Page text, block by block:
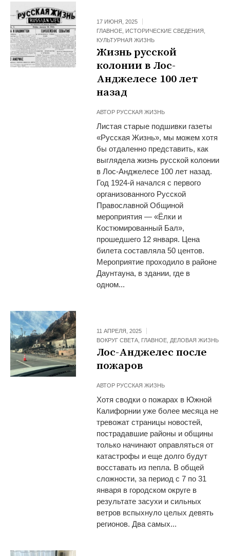
17 ИЮНЯ, 2025
ГЛАВНОЕ ИСТОРИЧЕСКИЕ СВЕДЕНИЯ
КУЛЬТУРНАЯ ЖИЗНЬ
Жизнь русской
колонии в Лос-
Анджелесе 100 лет
назад
АВТОР РУССКАЯ ЖИЗНЬ
Листая старые подшивки газеты
«Русская Жизнь», мы можем хотя
бы отдаленно представить, как
выглядела жизнь русской колонии
в Лос-Анджелесе 100 лет назад.
Год 1924-й начался с первого
организованного Русской
Православной Общиной
мероприятия — «Ёлки и
Костюмированный Бал»,
прошедшего 12 января. Цена
билета составляла 50 центов.
Мероприятие проходило в районе
Даунтауна, в здании, где в
одном...
11 АПРЕЛЯ, 2025
ВОКРУГ СВЕТА ГЛАВНОЕ ДЕЛОВАЯ ЖИЗНЬ
Лос-Анджелес после
пожаров
АВТОР РУССКАЯ ЖИЗНЬ
Хотя сводки о пожарах в Южной
Калифорнии уже более месяца не
тревожат страницы новостей,
пострадавшие районы и общины
только начинают оправляться от
катастрофы и еще долго будут
восставать из пепла. В общей
сложности, за период с 7 по 31
января в городском округе в
результате засухи и сильных
ветров вспыхнуло целых девять
регионов. Два самых...